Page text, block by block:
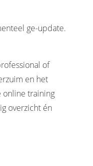
ge-update.
of
en het
online training
overzicht én